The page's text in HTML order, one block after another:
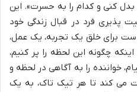
بدل کنی و کدام را به حسرت». این
پذیری فرد در قبال زندگی خود
برای خلق یک تجربه، یک عمل،
چگونه این لحظه را پر کنیم،
خواننده را به آگاهی در لحظه و
می کند تا هر تیک تاک، به یک